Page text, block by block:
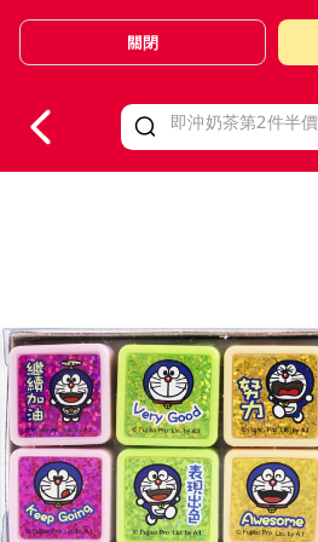
Valid Until 30 June 2026
關閉